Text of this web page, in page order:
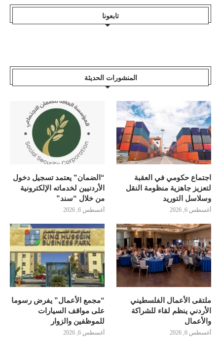
تابعونا
المنشورات الحديثة
اجتماع حكومي في العقبة
لتعزيز جاهزية منظومة النقل
وسلاسل التوريد
أغسطس 6, 2026
“الضمان” يعتمد تسجيل دخول
الأردنيين لخدماته الإلكترونية
من خلال “سند”
أغسطس 6, 2026
ملتقى الأعمال الفلسطيني
الأردني ينظم لقاء للشراكة
والأعمال
أغسطس 6, 2026
“مجمع الأعمال” يفرض رسوما
على مواقف السيارات
للموظفين والزوار
أغسطس 6, 2026